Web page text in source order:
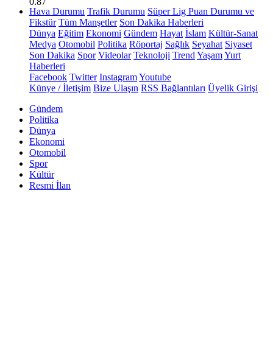
Hava Durumu Trafik Durumu Süper Lig Puan Durumu ve
Fikstür Tüm Manşetler Son Dakika Haberleri
Dünya Eğitim Ekonomi Gündem Hayat İslam Kültür-Sanat
Medya Otomobil Politika Röportaj Sağlık Seyahat Siyaset
Son Dakika Spor Videolar Teknoloji Trend YaşamYurt
Haberleri
Facebook Twitter InstagramYoutube
Künye / İletişim Bize Ulaşın RSS Bağlantıları Üyelik Girişi
Gündem
Politika
Dünya
Ekonomi
Otomobil
Spor
Kültür
Resmi İlan